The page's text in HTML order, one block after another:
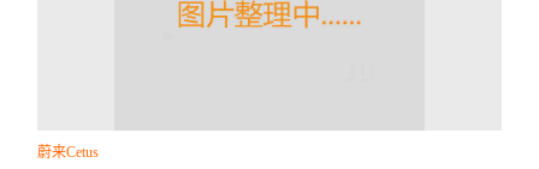
蔚来Cetus